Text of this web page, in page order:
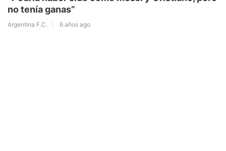
no tenía ganas”
Argentina F.C. 6 años ago